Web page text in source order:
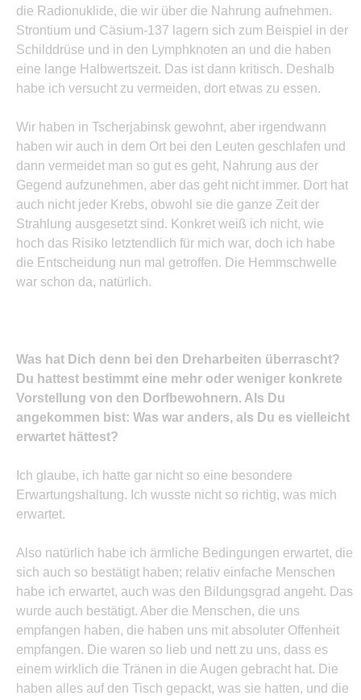
die Radionuklide, die wir über die Nahrung aufnehmen.
Strontium und Cäsium-137 lagern sich zum Beispiel in der
Schilddrüse und in den Lymphknoten an und die haben
eine lange Halbwertszeit. Das ist dann kritisch. Deshalb
habe ich versucht zu vermeiden, dort etwas zu essen.
Wir haben in Tscherjabinsk gewohnt, aber irgendwann
haben wir auch in dem Ort bei den Leuten geschlafen und
dann vermeidet man so gut es geht, Nahrung aus der
Gegend aufzunehmen, aber das geht nicht immer. Dort hat
auch nicht jeder Krebs, obwohl sie die ganze Zeit der
Strahlung ausgesetzt sind. Konkret weiß ich nicht, wie
hoch das Risiko letztendlich für mich war, doch ich habe
die Entscheidung nun mal getroffen. Die Hemmschwelle
war schon da, natürlich.
Was hat Dich denn bei den Dreharbeiten überrascht?
Du hattest bestimmt eine mehr oder weniger konkrete
Vorstellung von den Dorfbewohnern. Als Du
angekommen bist: Was war anders, als Du es vielleicht
erwartet hättest?
Ich glaube, ich hatte gar nicht so eine besondere
Erwartungshaltung. Ich wusste nicht so richtig, was mich
erwartet.
Also natürlich habe ich ärmliche Bedingungen erwartet, die
sich auch so bestätigt haben; relativ einfache Menschen
habe ich erwartet, auch was den Bildungsgrad angeht. Das
wurde auch bestätigt. Aber die Menschen, die uns
empfangen haben, die haben uns mit absoluter Offenheit
empfangen. Die waren so lieb und nett zu uns, dass es
einem wirklich die Tränen in die Augen gebracht hat. Die
haben alles auf den Tisch gepackt, was sie hatten, und die